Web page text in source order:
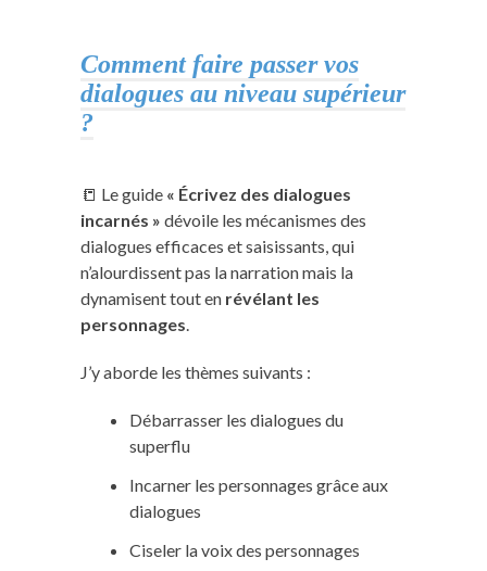
Comment faire passer vos
dialogues au niveau supérieur
?
📒 Le guide « Écrivez des dialogues
incarnés » dévoile les mécanismes des
dialogues efficaces et saisissants, qui
n’alourdissent pas la narration mais la
dynamisent tout en révélant les
personnages.
J’y aborde les thèmes suivants :
Débarrasser les dialogues du
superflu
Incarner les personnages grâce aux
dialogues
Ciseler la voix des personnages